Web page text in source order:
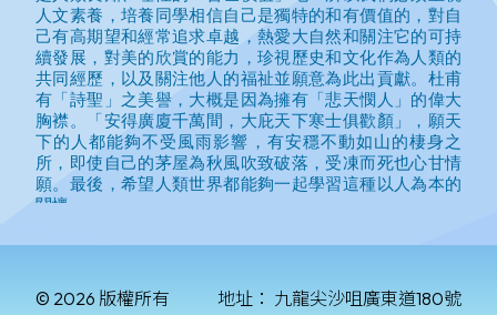
© 2026 版權所有 地址： 九龍尖沙咀廣東道180號